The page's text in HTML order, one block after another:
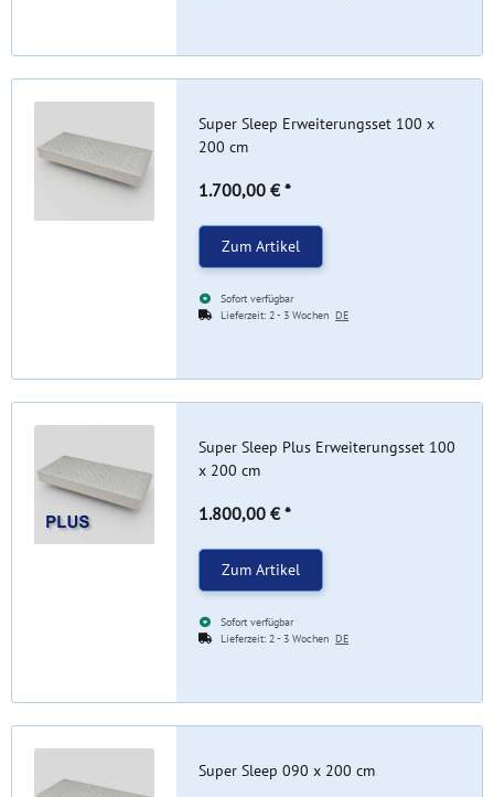
Super Sleep Erweiterungsset 100 x
200 cm
1.700,00 € *
Zum Artikel
Sofort verfügbar
Lieferzeit: 2 - 3 WochenDE
Super Sleep Plus Erweiterungsset 100
x 200 cm
1.800,00 € *
Zum Artikel
Sofort verfügbar
Lieferzeit: 2 - 3 WochenDE
Super Sleep 090 x 200 cm